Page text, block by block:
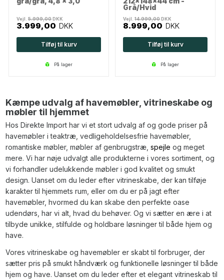
Vejl.5.999,00DKK
3.999,00 DKK
Tilføj til kurv
på lager
Grå/Hvid
Vejl.14.999,00DKK
8.999,00 DKK
Tilføj til kurv
på lager
Kæmpe udvalg af havemøbler, vitrineskabe og
møbler til hjemmet
Hos Direkte Import har vi et stort udvalg af og gode priser på
havemøbler i teaktræ, vedligeholdelsesfrie havemøbler,
romantiske møbler, møbler af genbrugstræ,spejle og meget
mere. Vi har nøje udvalgt alle produkterne i vores sortiment, og
vi forhandler udelukkende møbler i god kvalitet og smukt
design. Uanset om du leder efter vitrineskabe, der kan tilføje
karakter til hjemmets rum, eller om du er på jagt efter
havemøbler, hvormed du kan skabe den perfekte oase
udendørs, har vi alt, hvad du behøver. Og vi sætter en ære i at
tilbyde unikke, stilfulde og holdbare løsninger til både hjem og
have.
Vores vitrineskabe og havemøbler er skabt til forbruger, der
sætter pris på smukt håndværk og funktionelle løsninger til både
hjem og have. Uanset om du leder efter et elegant vitrineskab til